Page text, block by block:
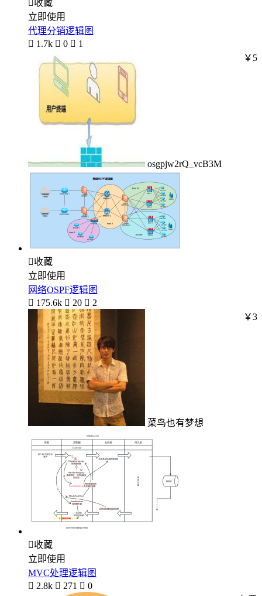
收藏
立即使用
代理分销逻辑图
 1.7k  0  1
osgpjw2rQ_vcB3M
￥5
收藏
立即使用
网络OSPF逻辑图
 175.6k  20  2
菜鸟也有梦想
￥3
收藏
立即使用
MVC处理逻辑图
 2.8k  271  0